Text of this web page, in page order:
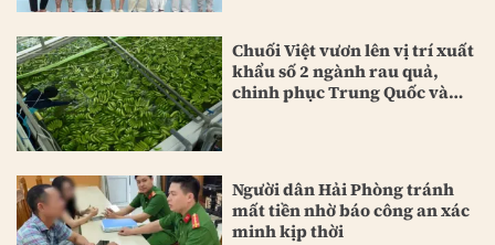
Chuối Việt vươn lên vị trí xuất
khẩu số 2 ngành rau quả,
chinh phục Trung Quốc và
Người dân Hải Phòng tránh
mất tiền nhờ báo công an xác
minh kịp thời